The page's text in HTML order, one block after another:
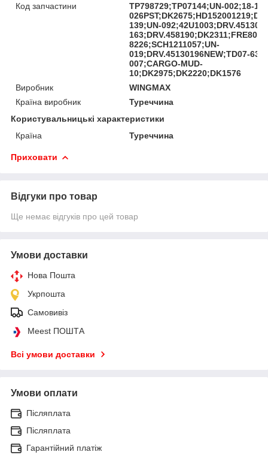
Код запчастини
TP798729;TP07144;UN-002;18-
139;UN-
163;DRV.458190;DK2311;FRE80-
8226;SCH1211057;UN-
019;DRV.45130196NEW;TD07-63-
007;CARGO-MUD-
10;DK2975;DK2220;DK1576
Виробник
WINGMAX
Країна виробник
Туреччина
Користувальницькі характеристики
Країна
Туреччина
Приховати
Відгуки про товар
Ще немає відгуків про цей товар
Умови доставки
Нова Пошта
Укрпошта
Самовивіз
Meest ПОШТА
Всі умови доставки
Умови оплати
Післяплата
Післяплата
Гарантійний платіж